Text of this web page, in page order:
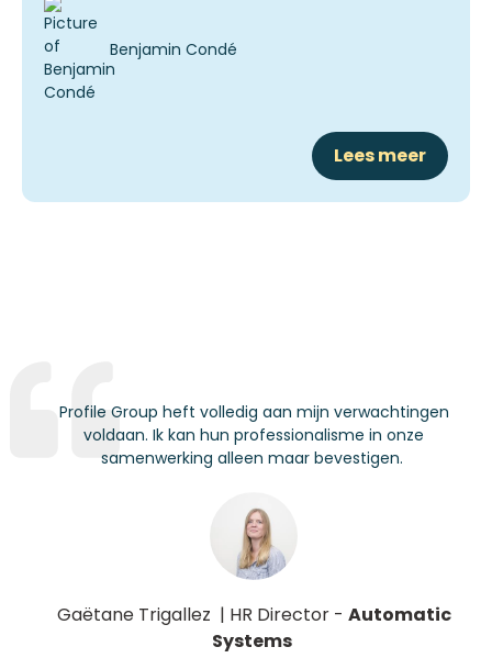
Benjamin Condé
Lees meer
Profile Group heft volledig aan mijn verwachtingen
voldaan. Ik kan hun professionalisme in onze
samenwerking alleen maar bevestigen.
Gaëtane Trigallez | HR Director - Automatic
Systems